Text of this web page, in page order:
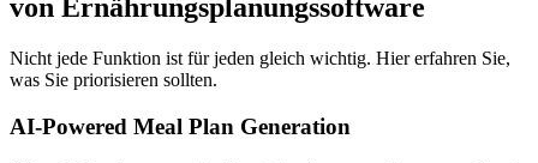
von Ernährungsplanungssoftware
Nicht jede Funktion ist für jeden gleich wichtig. Hier erfahren Sie,
was Sie priorisieren sollten.
AI-Powered Meal Plan Generation